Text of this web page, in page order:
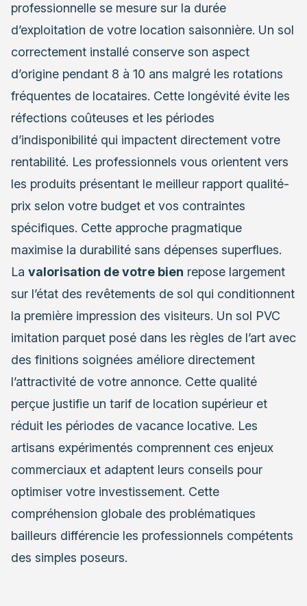
professionnelle se mesure sur la durée
d’exploitation de votre location saisonnière. Un sol
correctement installé conserve son aspect
d’origine pendant 8 à 10 ans malgré les rotations
fréquentes de locataires. Cette longévité évite les
réfections coûteuses et les périodes
d’indisponibilité qui impactent directement votre
rentabilité. Les professionnels vous orientent vers
les produits présentant le meilleur rapport qualité-
prix selon votre budget et vos contraintes
spécifiques. Cette approche pragmatique
maximise la durabilité sans dépenses superflues.
La valorisation de votre bien repose largement
sur l’état des revêtements de sol qui conditionnent
la première impression des visiteurs. Un sol PVC
imitation parquet posé dans les règles de l’art avec
des finitions soignées améliore directement
l’attractivité de votre annonce. Cette qualité
perçue justifie un tarif de location supérieur et
réduit les périodes de vacance locative. Les
artisans expérimentés comprennent ces enjeux
commerciaux et adaptent leurs conseils pour
optimiser votre investissement. Cette
compréhension globale des problématiques
bailleurs différencie les professionnels compétents
des simples poseurs.